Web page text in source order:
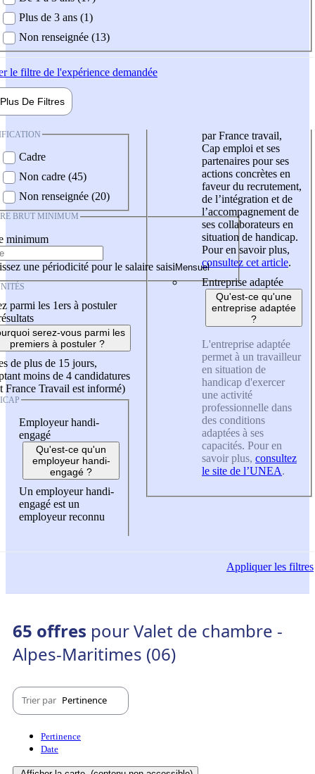
Plus de 3 ans (1)
Non renseignée (13)
le filtre de l'expérience demandée
Plus De Filtres
Cadre
Non cadre (45)
Non renseignée (20)
BRUT MINIMUM
minimum
une périodicité pour le salaire saisi
parmi les 1ers à postuler
serez-vous parmi les
premiers à postuler ?
de plus de 15 jours,
moins de 4 candidatures
France Travail est informé)
Employeur handi-
engagé
Qu'est-ce qu'un
employeur handi-
engagé ?
Un employeur handi-
engagé est un
employeur reconnu
par France travail,
Cap emploi et ses
partenaires pour ses
actions concrètes en
faveur du recrutement,
de l’intégration et de
l’accompagnement de
ses collaborateurs en
situation de handicap.
Pour en savoir plus,
consultez cet article.
Entreprise adaptée
Qu'est-ce qu'une
entreprise adaptée
?
L'entreprise adaptée
permet à un travailleur
en situation de
handicap d'exercer
une activité
professionnelle dans
des conditions
adaptées à ses
capacités. Pour en
savoir plus, consultez
le site de l’UNEA.
Appliquerles filtres
65 offres pour Valet de chambre -
Alpes-Maritimes (06)
Trier par Pertinence
Pertinence
Date